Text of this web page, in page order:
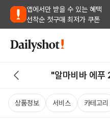
앱에서만 받을 수 있는 혜택
선착순 첫구매 최저가 쿠폰
"알마비바 에
상품정보 서비스 카테고리